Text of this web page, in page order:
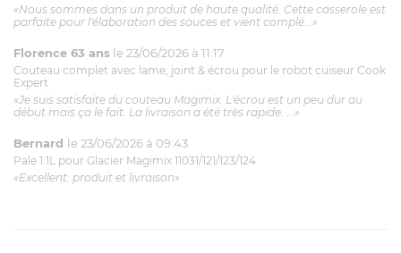
«Nous sommes dans un produit de haute qualité. Cette casserole est
parfaite pour l'élaboration des sauces et vient complé...»
Florence 63 ans le 23/06/2026 à 11:17
Couteau complet avec lame, joint & écrou pour le robot cuiseur Cook
Expert
«Je suis satisfaite du couteau Magimix. L'écrou est un peu dur au
début mais ça le fait. La livraison a été très rapide. ...»
Bernard le 23/06/2026 à 09:43
Pale 1.1L pour Glacier Magimix 11031/121/123/124
«Excellent: produit et livraison»